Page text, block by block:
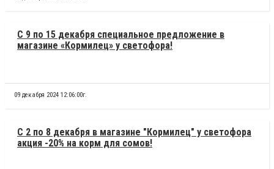
С 9 по 15 декабря специальное предложение в
магазине «Кормилец» у светофора!
09 декабря 2024 12:06:00г.
С 2 по 8 декабря в магазине "Кормилец" у светофора
акция -20% на корм для сомов!